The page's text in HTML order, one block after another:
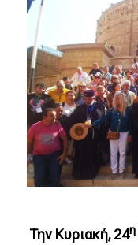
Την Κυριακή, 24η